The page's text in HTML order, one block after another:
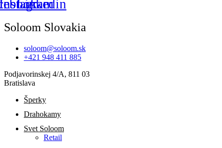
Linkedin
Soloom Slovakia
soloom@soloom.sk
+421 948 411 885
Podjavorinskej 4/A, 811 03
Bratislava
Šperky
Drahokamy
Svet Soloom
Retail